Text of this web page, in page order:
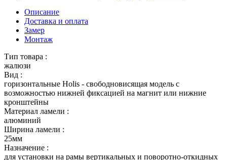
Описание
Доставка и оплата
Замер
Монтаж
Тип товара :
жалюзи
Вид :
горизонтальные Holis - свободновисящая модель с
возможностью нижней фиксацией на магнит или нижние
кронштейны
Материал ламели :
алюминий
Ширина ламели :
25мм
Назначение :
для установки на рамы вертикальных и поворотно-откидных